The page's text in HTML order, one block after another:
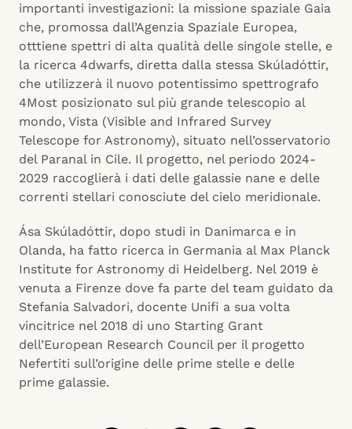
importanti investigazioni: la missione spaziale Gaia
che, promossa dall’Agenzia Spaziale Europea,
otttiene spettri di alta qualità delle singole stelle, e
la ricerca 4dwarfs, diretta dalla stessa Skúladóttir,
che utilizzerà il nuovo potentissimo spettrografo
4Most posizionato sul più grande telescopio al
mondo, Vista (Visible and Infrared Survey
Telescope for Astronomy), situato nell’osservatorio
del Paranal in Cile. Il progetto, nel periodo 2024-
2029 raccoglierà i dati delle galassie nane e delle
correnti stellari conosciute del cielo meridionale.
Ása Skúladóttir, dopo studi in Danimarca e in
Olanda, ha fatto ricerca in Germania al Max Planck
Institute for Astronomy di Heidelberg. Nel 2019 è
venuta a Firenze dove fa parte del team guidato da
Stefania Salvadori, docente Unifi a sua volta
vincitrice nel 2018 di uno Starting Grant
dell’European Research Council per il progetto
Nefertiti sull’origine delle prime stelle e delle
prime galassie.